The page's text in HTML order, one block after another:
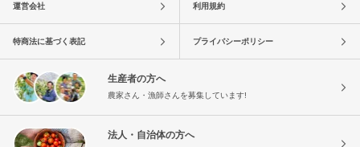
運営会社 利用規約
特商法に基づく表記 プライバシーポリシー
生産者の方へ
農家さん・漁師さんを募集しています!
法人・自治体の方へ